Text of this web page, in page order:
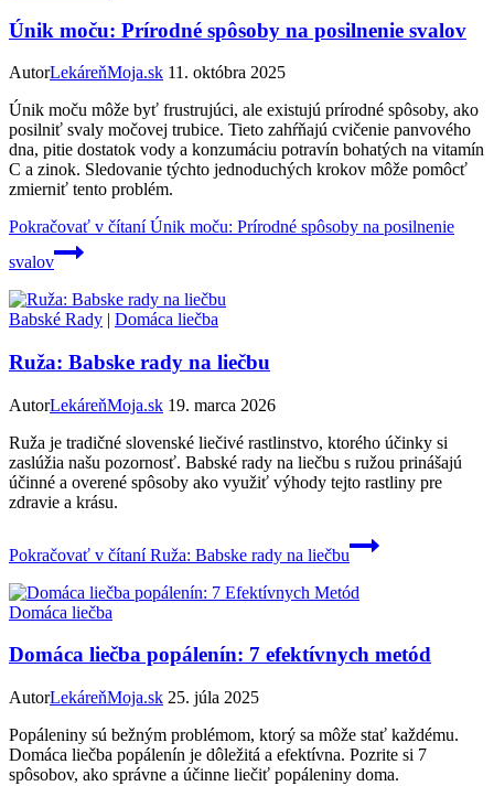
Únik moču: Prírodné spôsoby na posilnenie svalov
AutorLekáreňMoja.sk 11. októbra 2025
Únik moču môže byť frustrujúci, ale existujú prírodné spôsoby, ako
posilniť svaly močovej trubice. Tieto zahŕňajú cvičenie panvového
dna, pitie dostatok vody a konzumáciu potravín bohatých na vitamín
C a zinok. Sledovanie týchto jednoduchých krokov môže pomôcť
zmierniť tento problém.
Pokračovať v čítaníÚnik moču: Prírodné spôsoby na posilnenie
svalov
Babské Rady | Domáca liečba
Ruža: Babske rady na liečbu
AutorLekáreňMoja.sk 19. marca 2026
Ruža je tradičné slovenské liečivé rastlinstvo, ktorého účinky si
zaslúžia našu pozornosť. Babské rady na liečbu s ružou prinášajú
účinné a overené spôsoby ako využiť výhody tejto rastliny pre
zdravie a krásu.
Pokračovať v čítaníRuža: Babske rady na liečbu
Domáca liečba
Domáca liečba popálenín: 7 efektívnych metód
AutorLekáreňMoja.sk 25. júla 2025
Popáleniny sú bežným problémom, ktorý sa môže stať každému.
Domáca liečba popálenín je dôležitá a efektívna. Pozrite si 7
spôsobov, ako správne a účinne liečiť popáleniny doma.